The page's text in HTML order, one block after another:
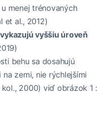
menej trénovaných
et al., 2012)
vyššiu úroveň
behu sa dosahujú
zemi, nie rýchlejšími
2000) viď obrázok 1 :